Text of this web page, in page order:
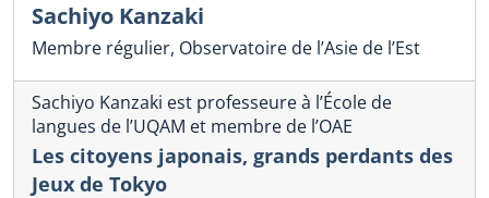
Sachiyo Kanzaki
Membre régulier, Observatoire de l’Asie de l’Est
Sachiyo Kanzaki est professeure à l’École de
langues de l’UQAM et membre de l’OAE
Les citoyens japonais, grands perdants des
Jeux de Tokyo